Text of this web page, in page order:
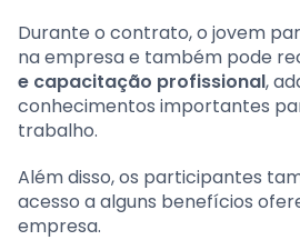
Durante o contrato, o jovem
na empresa e também pode
e capacitação profissional,
conhecimentos importantes
trabalho.
Além disso, os participantes
acesso a alguns benefícios
empresa.